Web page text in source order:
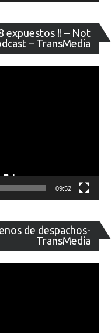
expuestos !! – Not
– TransMedia
de
09:52
de despachos-
TransMedia
de